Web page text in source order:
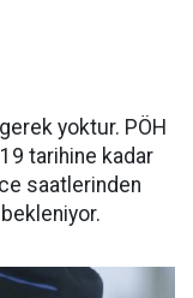
yoktur. PÖH
tarihine kadar
saatlerinden